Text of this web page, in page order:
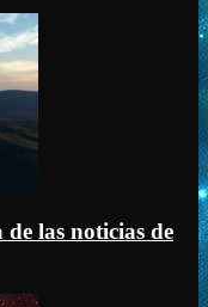
de las noticias de